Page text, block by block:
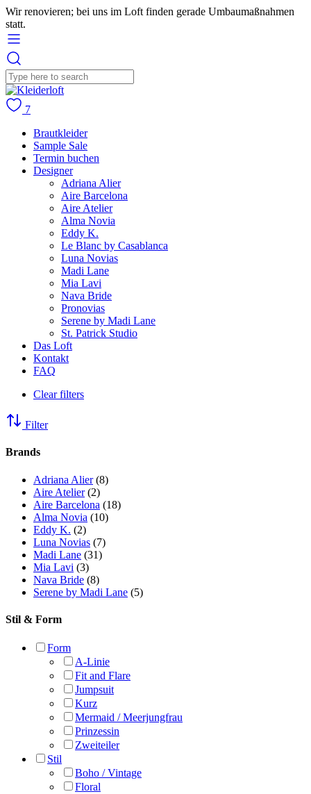
Wir renovieren; bei uns im Loft finden gerade Umbaumaßnahmen
statt.
7
Brautkleider
Sample Sale
Termin buchen
Designer
Adriana Alier
Aire Barcelona
Aire Atelier
Alma Novia
Eddy K.
Le Blanc by Casablanca
Luna Novias
Madi Lane
Mia Lavi
Nava Bride
Pronovias
Serene by Madi Lane
St. Patrick Studio
Das Loft
Kontakt
FAQ
Clear filters
Filter
Brands
Adriana Alier (8)
Aire Atelier (2)
Aire Barcelona (18)
Alma Novia (10)
Eddy K. (2)
Luna Novias (7)
Madi Lane (31)
Mia Lavi (3)
Nava Bride (8)
Serene by Madi Lane (5)
Stil & Form
Form
A-Linie
Fit and Flare
Jumpsuit
Kurz
Mermaid / Meerjungfrau
Prinzessin
Zweiteiler
Stil
Boho / Vintage
Floral